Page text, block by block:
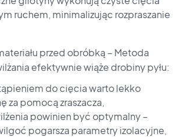
ruchem, minimalizując rozpraszanie
przed obróbką – Metoda
efektywnie wiąże drobiny pyłu:
do cięcia warto lekko
za pomocą zraszacza,
powinien być optymalny –
pogarsza parametry izolacyjne,